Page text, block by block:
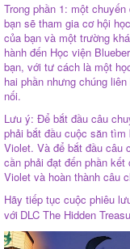
Trong phần 1: một
bạn sẽ tham gia cơ hội
của bạn và một trường
hành đến Học viện
bạn, với tư cách là một
hai phần nhưng chúng
nối.​
Lưu ý: Để bắt đầu câu
phải bắt đầu cuộc săn
Violet. Và để bắt đầu câu
cần phải đạt đến phần
Violet và hoàn thành câu
Hãy tiếp tục cuộc phiêu
với DLC The Hidden